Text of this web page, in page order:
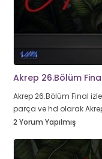
Akrep 26.Bölüm
Akrep 26.Bölüm Final
parça ve hd olarak
2 Yorum Yapılmış